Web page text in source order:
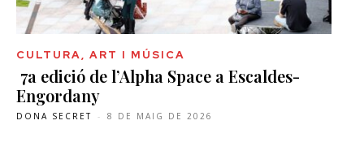
CULTURA, ART I MÚSICA
7a edició de l’Alpha Space a Escaldes-
Engordany
DONA SECRET - 8 DE MAIG DE 2026